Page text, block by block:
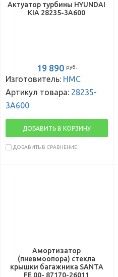
Актуатор турбины HYUNDAI
KIA 28235-3A600
19 890 руб.
Изготовитель: HMC
Артикул товара: 28235-
3A600
ДОБАВИТЬ В КОРЗИНУ
ДОБАВИТЬ В СРАВНЕНИЕ
Амортизатор
(пневмоопора) стекла
крышки багажника SANTA
FE 00- 87170-26011